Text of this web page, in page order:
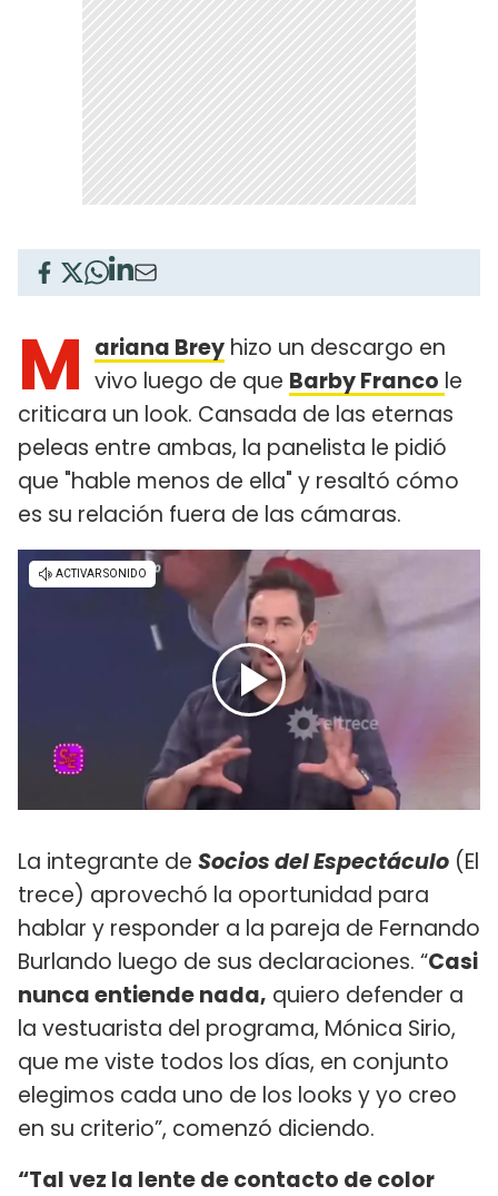
M ariana Brey hizo un descargo en
vivo luego de que Barby Franco le
criticara un look. Cansada de las eternas
peleas entre ambas, la panelista le pidió
que "hable menos de ella" y resaltó cómo
es su relación fuera de las cámaras.
La integrante de Socios del Espectáculo (El
trece) aprovechó la oportunidad para
hablar y responder a la pareja de Fernando
Burlando luego de sus declaraciones. “Casi
nunca entiende nada, quiero defender a
la vestuarista del programa, Mónica Sirio,
que me viste todos los días, en conjunto
elegimos cada uno de los looks y yo creo
en su criterio”, comenzó diciendo.
“Tal vez la lente de contacto de color